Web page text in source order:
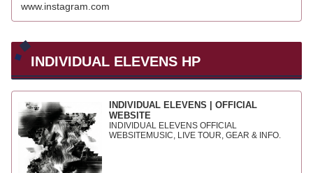
www.instagram.com
INDIVIDUAL ELEVENS HP
INDIVIDUAL ELEVENS | OFFICIAL
WEBSITE
INDIVIDUAL ELEVENS OFFICIAL
WEBSITEMUSIC, LIVE TOUR, GEAR & INFO.